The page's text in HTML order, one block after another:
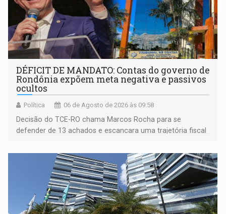
DÉFICIT DE MANDATO: Contas do governo de
Rondônia expõem meta negativa e passivos
ocultos
Política 06 de Agosto de 2026 às 09:58
Decisão do TCE-RO chama Marcos Rocha para se
defender de 13 achados e escancara uma trajetória fiscal
mandato